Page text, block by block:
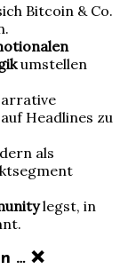
Bitcoin & Co.
umstellen
Headlines zu
als
legst, in
… ❌